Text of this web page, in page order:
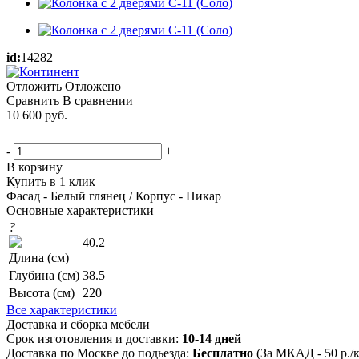
id:14282
Отложить Отложено
Сравнить В сравнении
10 600 руб.
-
+
В корзину
Купить в 1 клик
Фасад - Белый глянец / Корпус - Пикар
Основные характеристики
?
Длина (см)
40.2
Глубина (см) 38.5
Высота (см)
220
Все характеристики
Доставка и сборка мебели
Срок изготовления и доставки: 10-14 дней
Доставка по Москве до подьезда: Бесплатно (За МКАД - 50 р./